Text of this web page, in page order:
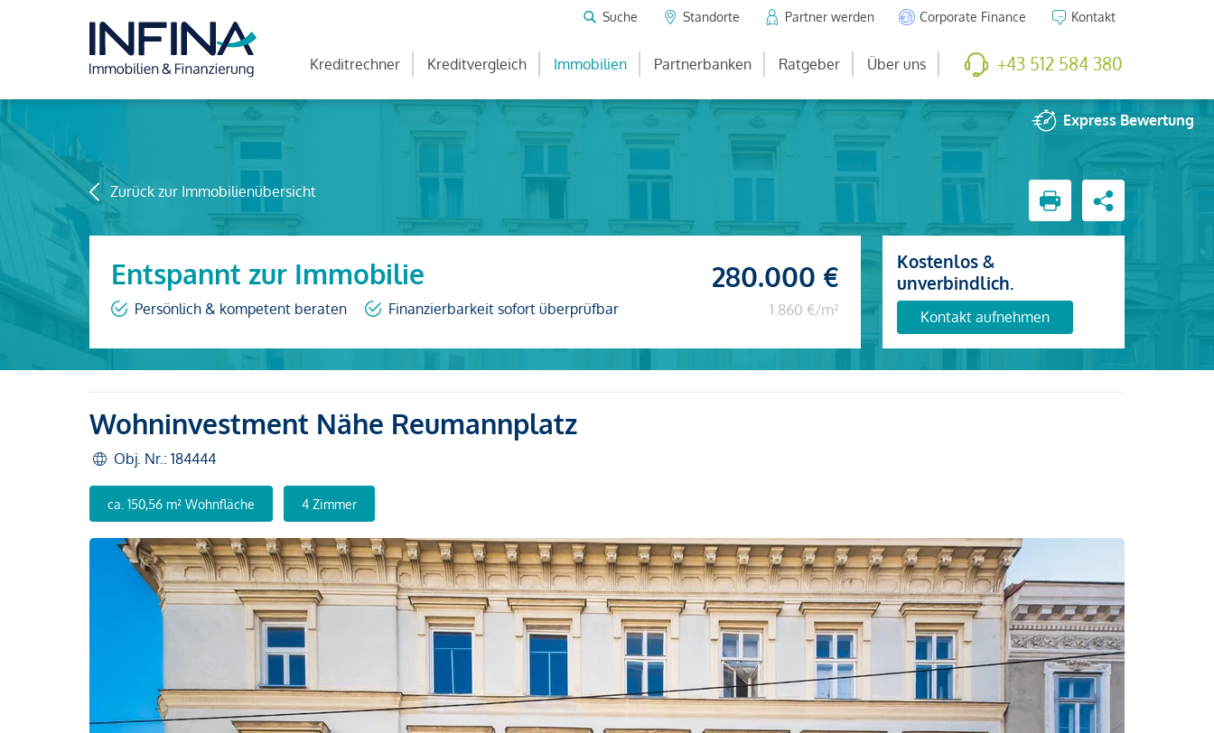
Suche Standorte Partner werden Corporate Finance Kontakt
Kreditrechner Kreditvergleich Immobilien Partnerbanken Ratgeber Über uns +43 512 584 380
ExpressBewertung
Zurück zur Immobilienübersicht
Entspannt zur Immobilie
Persönlich & kompetent beraten Finanzierbarkeit sofort überprüfbar
280.000 €
1.860 €/m²
Kostenlos &
unverbindlich.
Kontakt aufnehmen
Wohninvestment Nähe Reumannplatz
Obj. Nr.: 184444
ca. 150,56 m² Wohnfläche 4 Zimmer